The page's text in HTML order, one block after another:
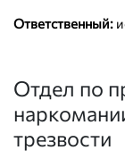
Ответственный:
Отдел по
трезвости